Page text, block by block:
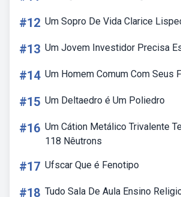
#12 Um Sopro De Vida Clarice
#13 Um Jovem Investidor Precisa
#14 Um Homem Comum Com Seus
#15 Um Deltaedro é Um Poliedro
#16 Um Cátion Metálico Trivalente
118 Nêutrons
#17 Ufscar Que é Fenotipo
#18 Tudo Sala De Aula Ensino